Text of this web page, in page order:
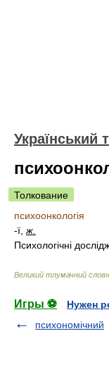
Український
Толкование
психоонкологія
-ї, ж.
Психологічні
Великий тлумачний
Игры ⚽
Нужен
психономічний